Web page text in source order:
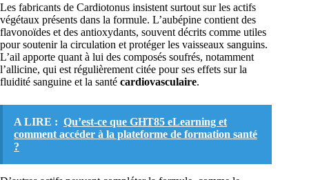
Les fabricants de Cardiotonus insistent surtout sur les actifs
végétaux présents dans la formule. L’aubépine contient des
flavonoïdes et des antioxydants, souvent décrits comme utiles
pour soutenir la circulation et protéger les vaisseaux sanguins.
L’ail apporte quant à lui des composés soufrés, notamment
l’allicine, qui est régulièrement citée pour ses effets sur la
fluidité sanguine et la santé cardiovasculaire.
A LIRE : Qu’est-ce que GHT85 eLearning et
comment accéder à la plateforme de formation santé
?